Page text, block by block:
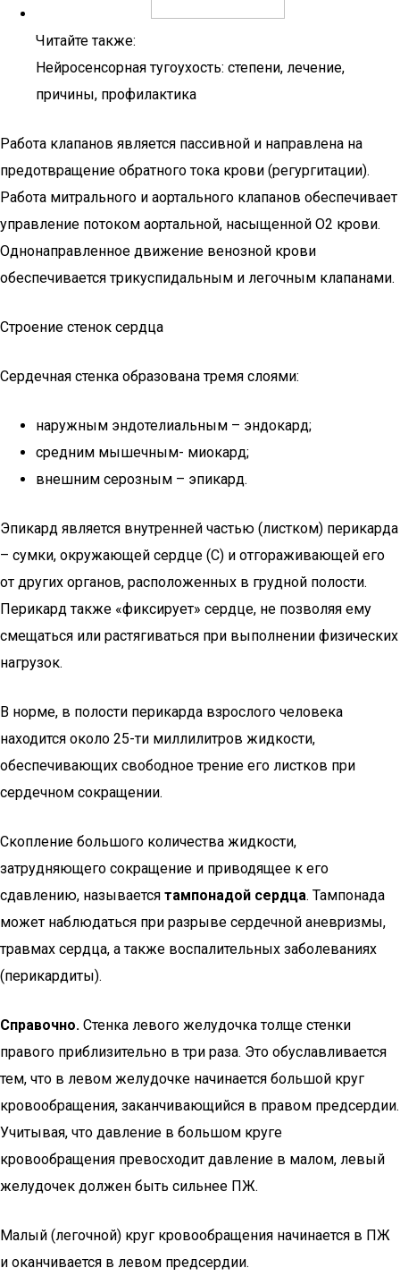
Читайте также:
Нейросенсорная тугоухость: степени, лечение,
причины, профилактика
Работа клапанов является пассивной и направлена на
предотвращение обратного тока крови (регургитации).
Работа митрального и аортального клапанов обеспечивает
управление потоком аортальной, насыщенной О2 крови.
Однонаправленное движение венозной крови
обеспечивается трикуспидальным и легочным клапанами.
Строение стенок сердца
Сердечная стенка образована тремя слоями:
наружным эндотелиальным – эндокард;
средним мышечным- миокард;
внешним серозным – эпикард.
Эпикард является внутренней частью (листком) перикарда
– сумки, окружающей сердце (С) и отгораживающей его
от других органов, расположенных в грудной полости.
Перикард также «фиксирует» сердце, не позволяя ему
смещаться или растягиваться при выполнении физических
нагрузок.
В норме, в полости перикарда взрослого человека
находится около 25-ти миллилитров жидкости,
обеспечивающих свободное трение его листков при
сердечном сокращении.
Скопление большого количества жидкости,
затрудняющего сокращение и приводящее к его
сдавлению, называется тампонадой сердца. Тампонада
может наблюдаться при разрыве сердечной аневризмы,
травмах сердца, а также воспалительных заболеваниях
(перикардиты).
Справочно. Стенка левого желудочка толще стенки
правого приблизительно в три раза. Это обуславливается
тем, что в левом желудочке начинается большой круг
кровообращения, заканчивающийся в правом предсердии.
Учитывая, что давление в большом круге
кровообращения превосходит давление в малом, левый
желудочек должен быть сильнее ПЖ.
Малый (легочной) круг кровообращения начинается в ПЖ
и оканчивается в левом предсердии.